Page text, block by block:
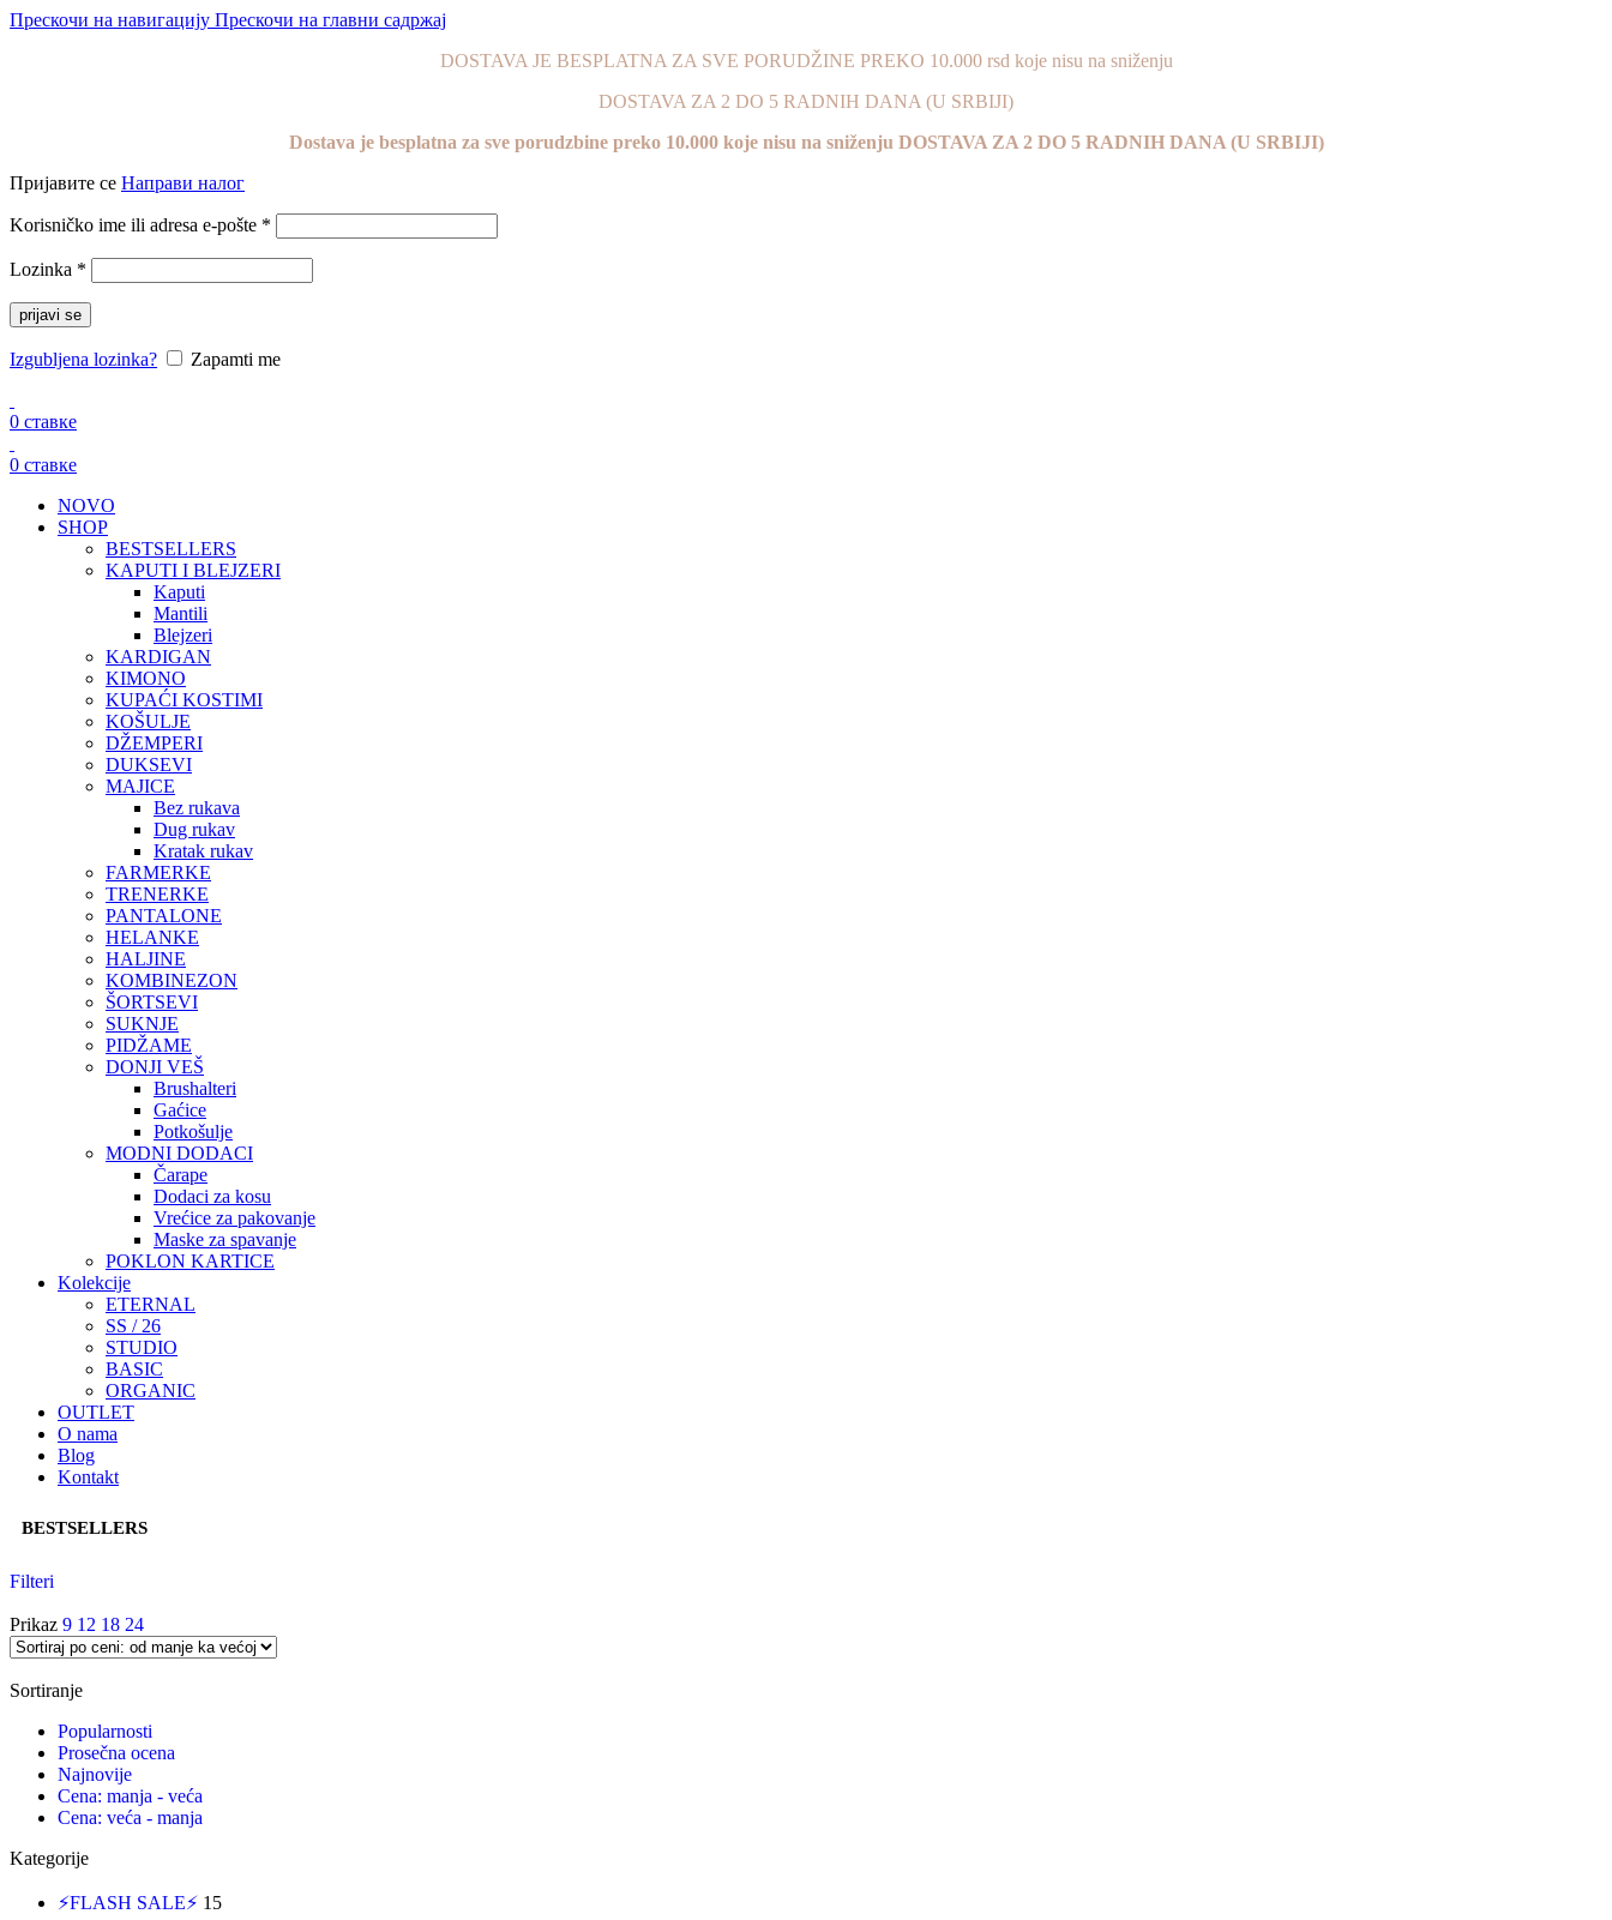
Прескочи на навигацију Прескочи на главни садржај
DOSTAVA JE BESPLATNA ZA SVE PORUDŽINE PREKO 10.000 rsd koje nisu na sniženju
DOSTAVA ZA 2 DO 5 RADNIH DANA (U SRBIJI)
Dostava je besplatna za sve porudzbine preko 10.000 koje nisu na sniženju DOSTAVA ZA 2 DO 5 RADNIH DANA (U SRBIJI)
Пријавите се Направи налог
Korisničko ime ili adresa e-pošte *
Lozinka *
prijavi se
Izgubljena lozinka? Zapamti me
0 ставке
0 ставке
NOVO
SHOP
BESTSELLERS
KAPUTI I BLEJZERI
Kaputi
Mantili
Blejzeri
KARDIGAN
KIMONO
KUPAĆI KOSTIMI
KOŠULJE
DŽEMPERI
DUKSEVI
MAJICE
Bez rukava
Dug rukav
Kratak rukav
FARMERKE
TRENERKE
PANTALONE
HELANKE
HALJINE
KOMBINEZON
ŠORTSEVI
SUKNJE
PIDŽAME
DONJI VEŠ
Brushalteri
Gaćice
Potkošulje
MODNI DODACI
Čarape
Dodaci za kosu
Vrećice za pakovanje
Maske za spavanje
POKLON KARTICE
Kolekcije
ETERNAL
SS / 26
STUDIO
BASIC
ORGANIC
OUTLET
O nama
Blog
Kontakt
BESTSELLERS
Filteri
Prikaz 9 12 18 24
Sortiranje
Popularnosti
Prosečna ocena
Najnovije
Cena: manja - veća
Cena: veća - manja
Kategorije
⚡FLASH SALE⚡ 15